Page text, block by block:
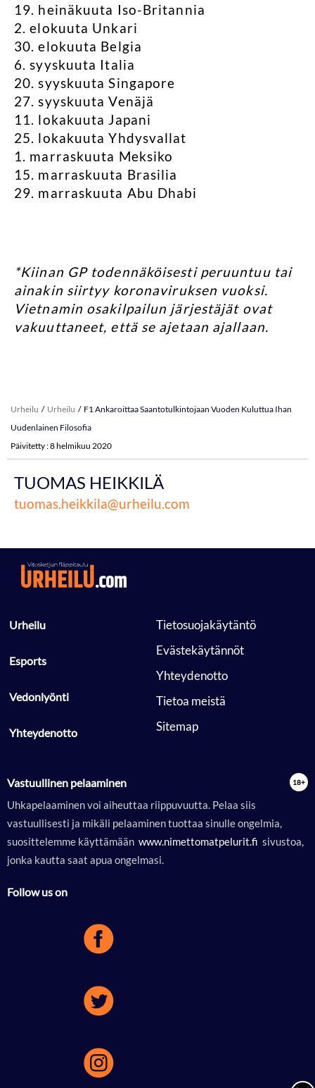
19. heinäkuuta Iso-Britannia
2. elokuuta Unkari
30. elokuuta Belgia
6. syyskuuta Italia
20. syyskuuta Singapore
27. syyskuuta Venäjä
11. lokakuuta Japani
25. lokakuuta Yhdysvallat
1. marraskuuta Meksiko
15. marraskuuta Brasilia
29. marraskuuta Abu Dhabi
*Kiinan GP todennäköisesti peruuntuu tai
ainakin siirtyy koronaviruksen vuoksi.
Vietnamin osakilpailun järjestäjät ovat
vakuuttaneet, että se ajetaan ajallaan.
Urheilu Urheilu
F1 Ankaroittaa Saantotulkintojaan Vuoden Kuluttua Ihan
Uudenlainen Filosofia
Päivitetty : 8 helmikuu 2020
TUOMAS HEIKKILÄ
tuomas.heikkila@urheilu.com
Urheilu
Esports
Vedonlyönti
Yhteydenotto
Tietosuojakäytäntö
Evästekäytännöt
Yhteydenotto
Tietoa meistä
Sitemap
Vastuullinen pelaaminen
Uhkapelaaminen voi aiheuttaa riippuvuutta. Pelaa siis
vastuullisesti ja mikäli pelaaminen tuottaa sinulle ongelmia,
suosittelemme käyttämään www.nimettomatpelurit.fi sivustoa,
jonka kautta saat apua ongelmasi.
Follow us on